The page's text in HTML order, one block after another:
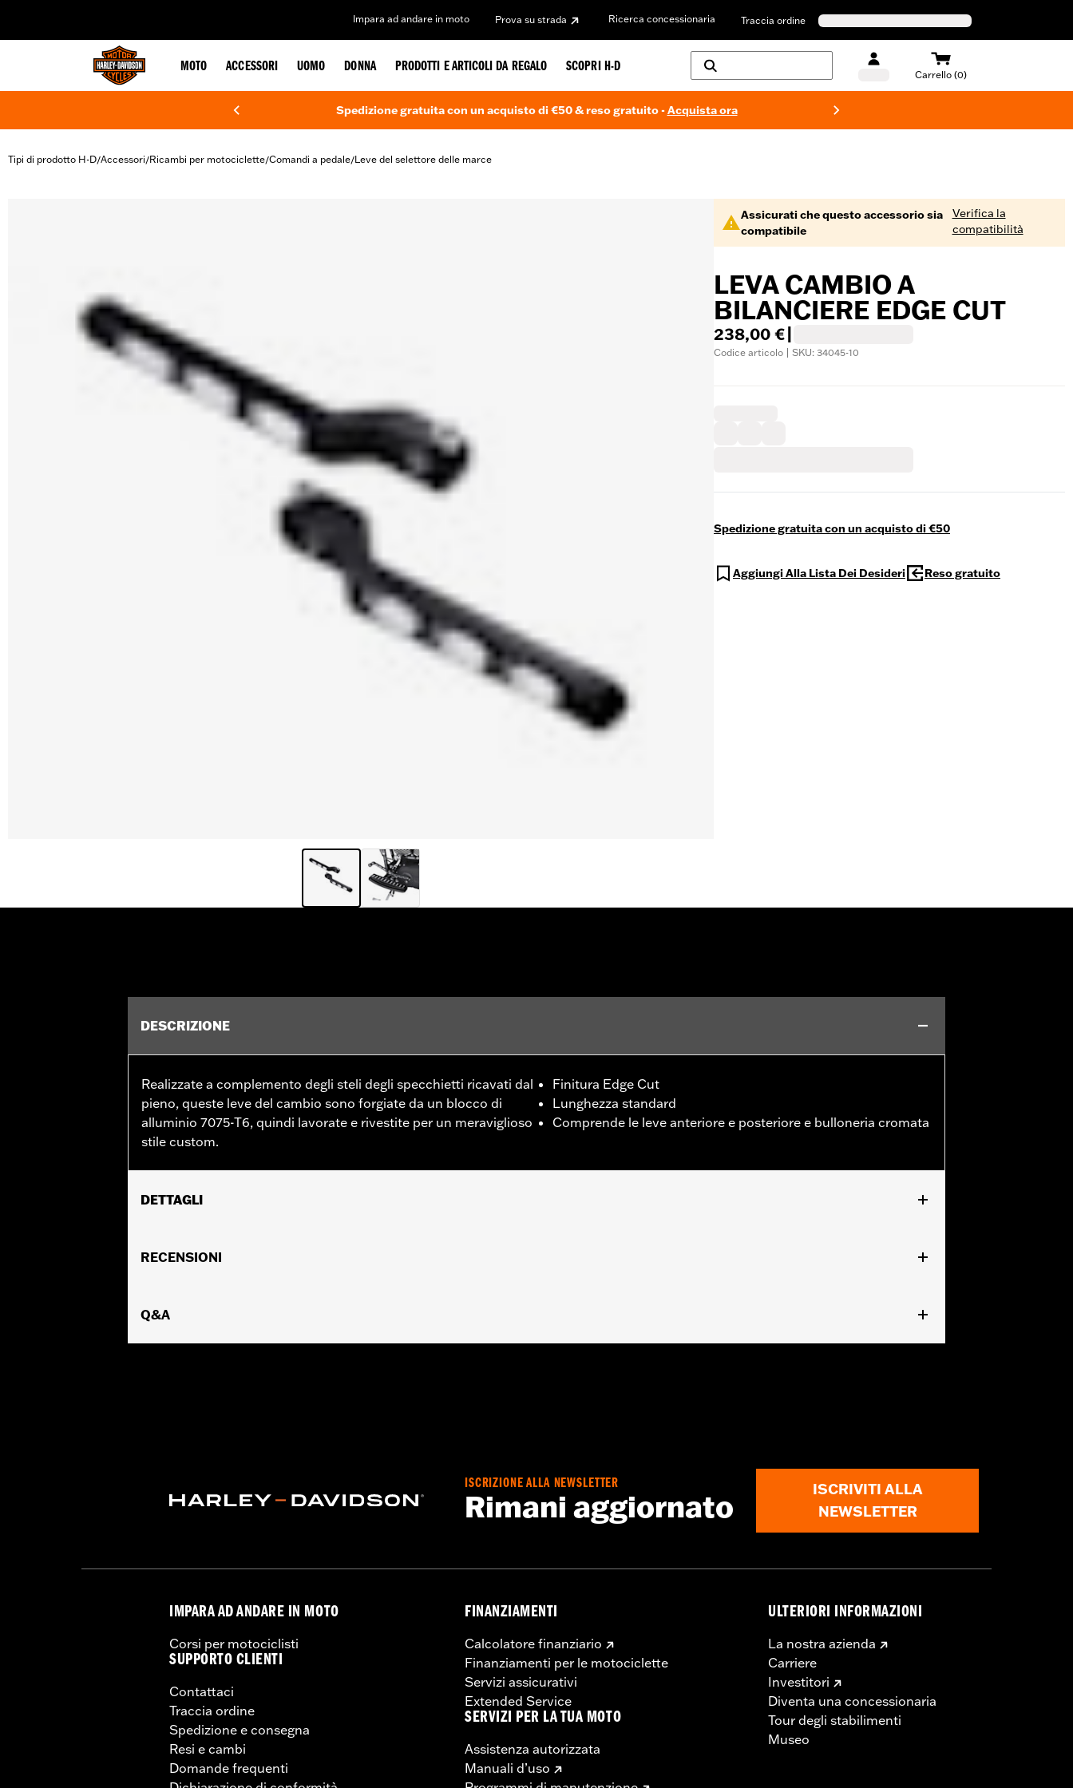
Impara ad andare in moto Prova su strada Ricerca concessionaria Traccia ordine
MOTO ACCESSORI UOMO DONNA PRODOTTI E ARTICOLI DA REGALO SCOPRI H-D
Carrello (0)
Spedizione gratuita con un acquisto di €50 & reso gratuito -Acquista ora
Tipi di prodotto H-D/Accessori/Ricambi per motociclette/Comandi a pedale/Leve del selettore delle marce
Assicurati che questo accessorio sia
compatibile
Verifica la
compatibilità
LEVA CAMBIO A
BILANCIERE EDGE CUT
238,00 €
Codice articolo | SKU: 34045-10
Spedizione gratuita con un acquisto di €50
Aggiungi Alla Lista Dei Desideri Reso gratuito
DESCRIZIONE
Realizzate a complemento degli steli degli specchietti ricavati dal
pieno, queste leve del cambio sono forgiate da un blocco di
alluminio 7075-T6, quindi lavorate e rivestite per un meraviglioso
stile custom.
Finitura Edge Cut
Lunghezza standard
Comprende le leve anteriore e posteriore e bulloneria cromata
DETTAGLI
Istruzioni di installazione
Venduti singolarmente:
RECENSIONI
Q&A
ISCRIZIONE ALLA NEWSLETTER
Rimani aggiornato
ISCRIVITI ALLA
NEWSLETTER
IMPARA AD ANDARE IN MOTO
Corsi per motociclisti
SUPPORTO CLIENTI
Contattaci
Traccia ordine
Spedizione e consegna
Resi e cambi
Domande frequenti
FINANZIAMENTI
Calcolatore finanziario
Finanziamenti per le motociclette
Servizi assicurativi
Extended Service
SERVIZI PER LA TUA MOTO
Assistenza autorizzata
Manuali d’uso
ULTERIORI INFORMAZIONI
La nostra azienda
Carriere
Investitori
Diventa una concessionaria
Tour degli stabilimenti
Museo